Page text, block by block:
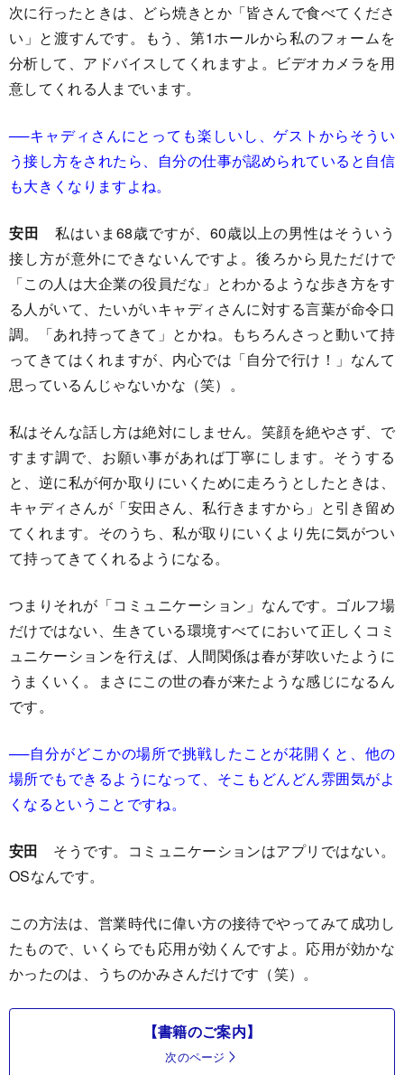
次に行ったときは、どら焼きとか「皆さんで食べてくださ
い」と渡すんです。もう、第1ホールから私のフォームを
分析して、アドバイスしてくれますよ。ビデオカメラを用
意してくれる人までいます。
──キャディさんにとっても楽しいし、ゲストからそうい
う接し方をされたら、自分の仕事が認められていると自信
も大きくなりますよね。
安田 私はいま68歳ですが、60歳以上の男性はそういう
接し方が意外にできないんですよ。後ろから見ただけで
「この人は大企業の役員だな」とわかるような歩き方をす
る人がいて、たいがいキャディさんに対する言葉が命令口
調。「あれ持ってきて」とかね。もちろんさっと動いて持
ってきてはくれますが、内心では「自分で行け！」なんて
思っているんじゃないかな（笑）。
私はそんな話し方は絶対にしません。笑顔を絶やさず、で
すます調で、お願い事があれば丁寧にします。そうする
と、逆に私が何か取りにいくために走ろうとしたときは、
キャディさんが「安田さん、私行きますから」と引き留め
てくれます。そのうち、私が取りにいくより先に気がつい
て持ってきてくれるようになる。
つまりそれが「コミュニケーション」なんです。ゴルフ場
だけではない、生きている環境すべてにおいて正しくコミ
ュニケーションを行えば、人間関係は春が芽吹いたように
うまくいく。まさにこの世の春が来たような感じになるん
です。
──自分がどこかの場所で挑戦したことが花開くと、他の
場所でもできるようになって、そこもどんどん雰囲気がよ
くなるということですね。
安田 そうです。コミュニケーションはアプリではない。
OSなんです。
この方法は、営業時代に偉い方の接待でやってみて成功し
たもので、いくらでも応用が効くんですよ。応用が効かな
かったのは、うちのかみさんだけです（笑）。
【書籍のご案内】
次のページ